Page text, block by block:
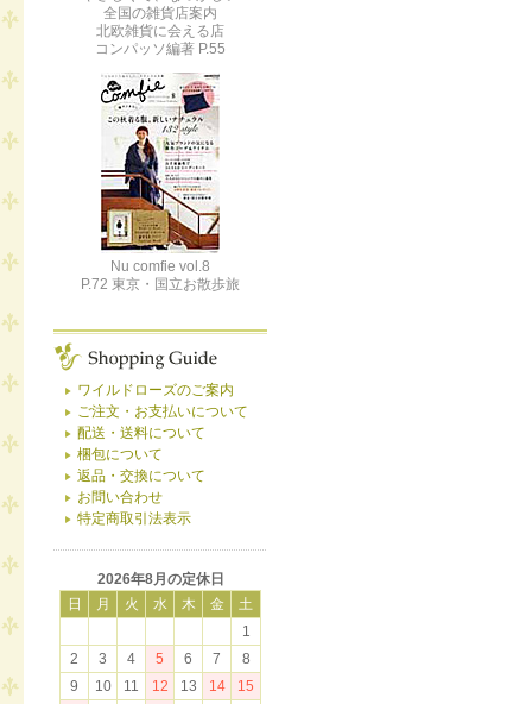
全国の雑貨店案内
北欧雑貨に会える店
コンパッソ編著 P.55
Nu comfie vol.8
P.72 東京・国立お散歩旅
ワイルドローズのご案内
ご注文・お支払いについて
配送・送料について
梱包について
返品・交換について
お問い合わせ
特定商取引法表示
2026年8月の定休日
日
月 火 水 木 金
土
1
2
3 4 5 6 7
8
9
10 11 12 13 14
15